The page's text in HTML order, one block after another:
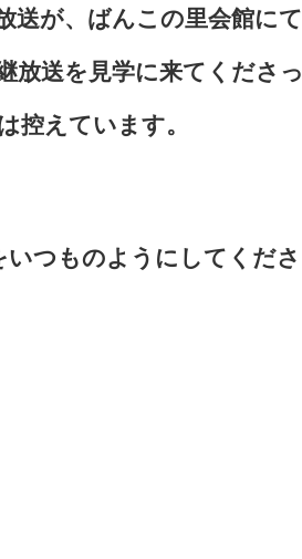
送が、ばんこの里会館にて
放送を見学に来てくださっ
えています。
つものようにしてくださ